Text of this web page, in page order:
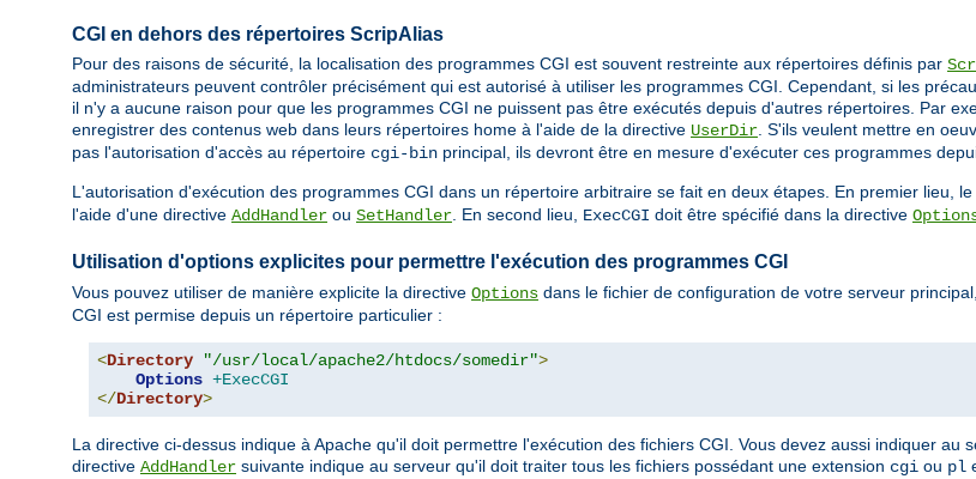
CGI en dehors des répertoires ScripAlias
Pour des raisons de sécurité, la localisation des programmes CGI est souvent restreinte aux répertoires définis par
administrateurs peuvent contrôler précisément qui est autorisé à utiliser les programmes CGI. Cependant, si les
il n'y a aucune raison pour que les programmes CGI ne puissent pas être exécutés depuis d'autres répertoires. Par
enregistrer des contenus web dans leurs répertoires home à l'aide de la directive UserDir. S'ils veulent mettre en
pas l'autorisation d'accès au répertoire cgi-bin principal, ils devront être en mesure d'exécuter ces programmes
L'autorisation d'exécution des programmes CGI dans un répertoire arbitraire se fait en deux étapes. En premier lieu,
l'aide d'une directive AddHandler ou SetHandler. En second lieu, ExecCGI doit être spécifié dans la directive
Utilisation d'options explicites pour permettre l'exécution des programmes CGI
Vous pouvez utiliser de manière explicite la directive Options dans le fichier de configuration de votre serveur
CGI est permise depuis un répertoire particulier :
<Directory "/usr/local/apache2/htdocs/somedir">
Options +ExecCGI
</Directory>
La directive ci-dessus indique à Apache qu'il doit permettre l'exécution des fichiers CGI. Vous devez aussi indiquer au
directive AddHandler suivante indique au serveur qu'il doit traiter tous les fichiers possédant une extension cgi ou pl